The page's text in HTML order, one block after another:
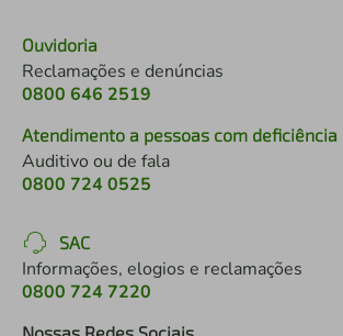
Ouvidoria
Reclamações e denúncias
0800 646 2519
Atendimento a pessoas com deficiência
Auditivo ou de fala
0800 724 0525
SAC
Informações, elogios e reclamações
0800 724 7220